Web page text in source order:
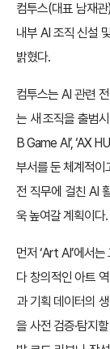
컴투스(대표 남재
내부 AI 조직 신설
밝혔다.
컴투스는 AI 관련
는 새 조직을 출범
B Game AI’, ‘AX
부서를 둔 체계적이
전 직무에 걸친 AI
욱 높여갈 계획이다.
먼저 ‘Art AI’에서
다 창의적인 아트
과 기획 데이터의
을 사전 검증·탐지